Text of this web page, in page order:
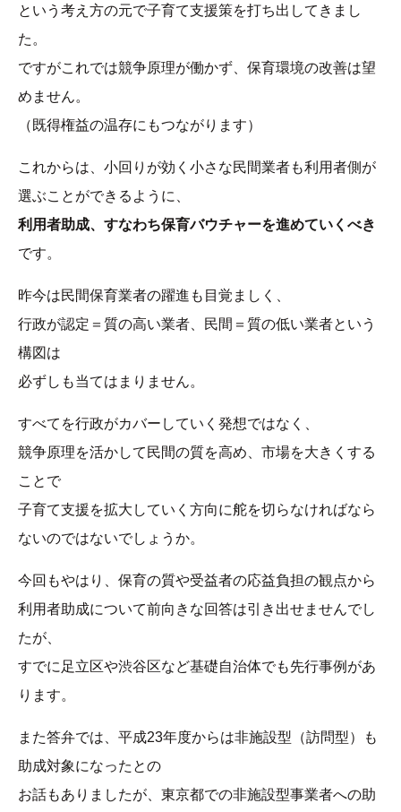
という考え方の元で子育て支援策を打ち出してきまし
た。
ですがこれでは競争原理が働かず、保育環境の改善は望
めません。
（既得権益の温存にもつながります）
これからは、小回りが効く小さな民間業者も利用者側が
選ぶことができるように、
利用者助成、すなわち保育バウチャーを進めていくべき
です。
昨今は民間保育業者の躍進も目覚ましく、
行政が認定＝質の高い業者、民間＝質の低い業者という
構図は
必ずしも当てはまりません。
すべてを行政がカバーしていく発想ではなく、
競争原理を活かして民間の質を高め、市場を大きくする
ことで
子育て支援を拡大していく方向に舵を切らなければなら
ないのではないでしょうか。
今回もやはり、保育の質や受益者の応益負担の観点から
利用者助成について前向きな回答は引き出せませんでし
たが、
すでに足立区や渋谷区など基礎自治体でも先行事例があ
ります。
また答弁では、平成23年度からは非施設型（訪問型）も
助成対象になったとの
お話もありましたが、東京都での非施設型事業者への助